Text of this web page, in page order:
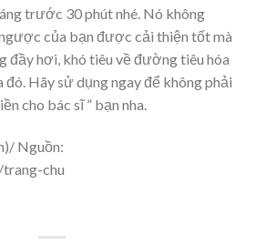
trước 30 phút nhé. Nó không
của bạn được cải thiện tốt mà
đầy hơi, khó tiêu về đường tiêu hóa
Hãy sử dụng ngay để không phải
cho bác sĩ ” bạn nha.
Nguồn:
chu